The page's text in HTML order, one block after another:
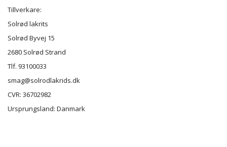
Tillverkare:
Solrød lakrits
Solrød Byvej 15
2680 Solrød Strand
Tlf. 93100033
smag@solrodlakrids.dk
CVR: 36702982
Ursprungsland: Danmark